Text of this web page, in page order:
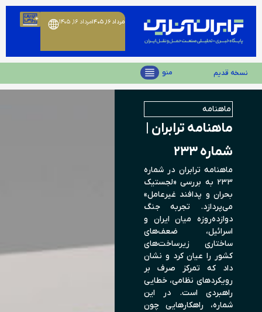
مرداد ۱۶, ۱۴۰۵ مرداد ۱۶, ۱۴۰۵
نسخه قدیم منو
ماهنامه
ماهنامه ترابران |
شماره ۲۳۳
ماهنامه ترابران در شماره
۲۳۳ به بررسی «لجستیک
بحران و پدافند غیرعامل»
می‌پردازد. تجربه جنگ
دوازده‌روزه میان ایران و
اسرائیل، ضعف‌های
ساختاری زیرساخت‌های
کشور را عیان کرد و نشان
داد که تمرکز صرف بر
رویکردهای نظامی، خطایی
راهبردی است. در این
شماره، راهکارهایی چون